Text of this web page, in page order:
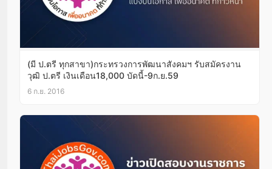
(มี ป.ตรี ทุกสาขา)กระทรวงการพัฒนาสังคมฯ รับสมัครงาน
วุฒิ ป.ตรี เงินเดือน18,000 บัดนี้-9ก.ย.59
6 ก.ย. 2016